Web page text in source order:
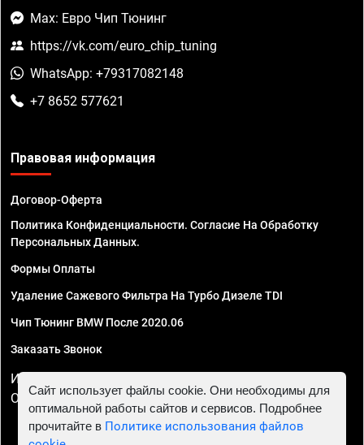
Max: Евро Чип Тюнинг
https://vk.com/euro_chip_tuning
WhatsApp: +79317082148
+7 8652 577621
Правовая информация
Договор-Оферта
Политика Конфиденциальности. Согласие На Обработку
Персональных Данных.
Формы Оплаты
Удаление Сажевого Фильтра На Турбо Дизеле TDI
Чип Тюнинг BMW После 2020.06
Заказать Звонок
ИП Смирнов Георгий Павлович. ИНН 781302555843,
ОГРНИП 324470400032610
Сайт использует файлы cookie. Они необходимы для
оптимальной работы сайтов и сервисов. Подробнее
прочитайте в Политике использования файлов